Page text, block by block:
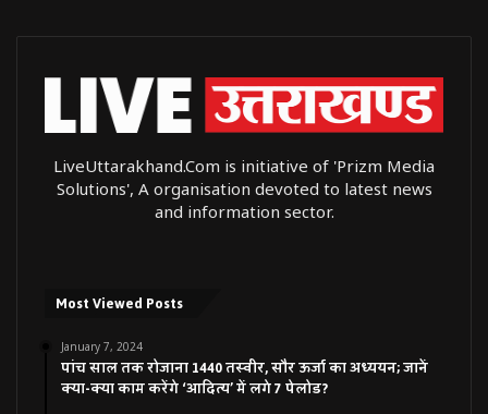
LiveUttarakhand.Com is initiative of 'Prizm Media
Solutions', A organisation devoted to latest news
and information sector.
Most Viewed Posts
January 7, 2024
पांच साल तक रोजाना 1440 तस्वीर, सौर ऊर्जा का अध्ययन; जानें
क्या-क्या काम करेंगे ‘आदित्य’ में लगे 7 पेलोड?